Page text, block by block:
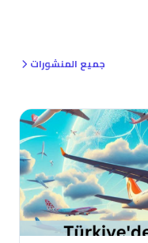
جميع المنشورات